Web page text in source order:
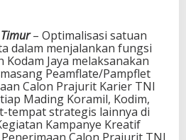
– Optimalisasi satuan
dalam menjalankan fungsi
Kodam Jaya melaksanakan
Peamflate/Pampflet
Calon Prajurit Karier TNI
Mading Koramil, Kodim,
tempat strategis lainnya di
Kampanye Kreatif